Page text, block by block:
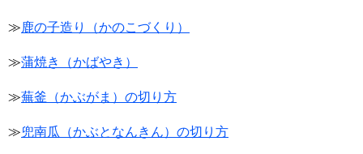
≫鹿の子造り（かのこづくり）
≫蒲焼き（かばやき）
≫蕪釜（かぶがま）の切り方
≫兜南瓜（かぶとなんきん）の切り方